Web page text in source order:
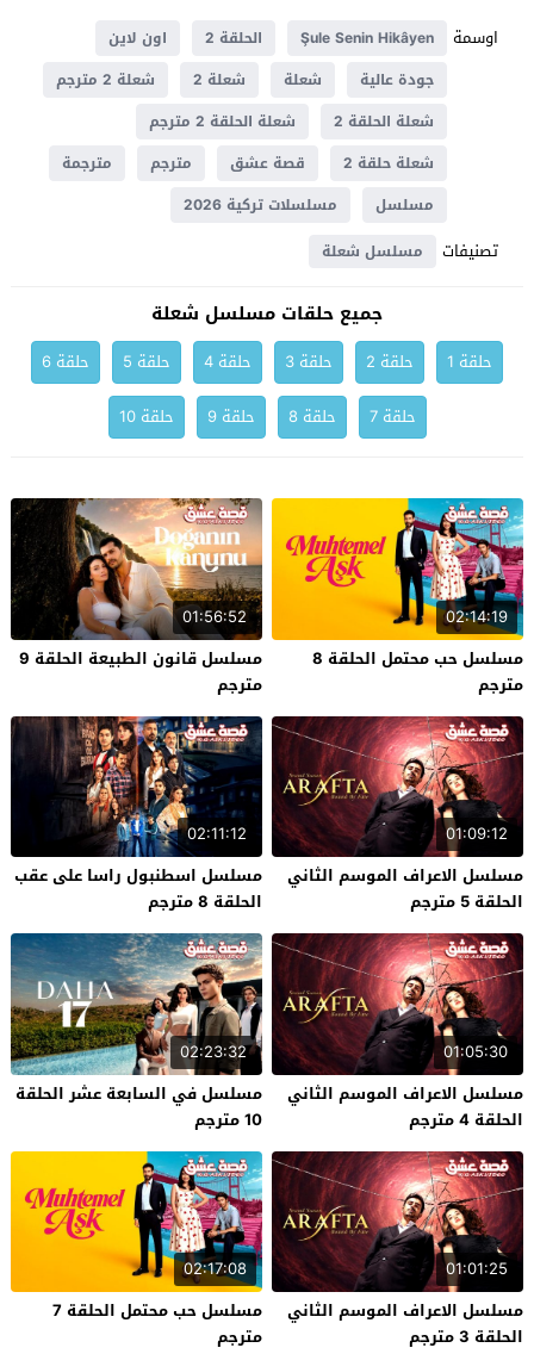
اوسمة
Şule Senin Hikâyen الحلقة 2
اون لاين
جودة عالية
شعلة شعلة 2
شعلة 2 مترجم
شعلة الحلقة 2
شعلة الحلقة 2 مترجم
شعلة حلقة 2
قصة عشق مترجم
مترجمة
مسلسل
مسلسلات تركية 2026
تصنيفات مسلسل شعلة
جميع حلقات مسلسل شعلة
حلقة 1 حلقة 2 حلقة 3 حلقة 4 حلقة 5
حلقة 6
حلقة 7
حلقة 8 حلقة 9 حلقة 10
02:14:19
مسلسل حب محتمل الحلقة 8
مترجم
01:56:52
مسلسل قانون الطبيعة الحلقة 9
مترجم
01:09:12
مسلسل الاعراف الموسم الثاني
الحلقة 5 مترجم
02:11:12
مسلسل اسطنبول راسا على عقب
الحلقة 8 مترجم
01:05:30
مسلسل الاعراف الموسم الثاني
الحلقة 4 مترجم
02:23:32
مسلسل في السابعة عشر الحلقة
10 مترجم
01:01:25
مسلسل الاعراف الموسم الثاني
الحلقة 3 مترجم
02:17:08
مسلسل حب محتمل الحلقة 7
مترجم